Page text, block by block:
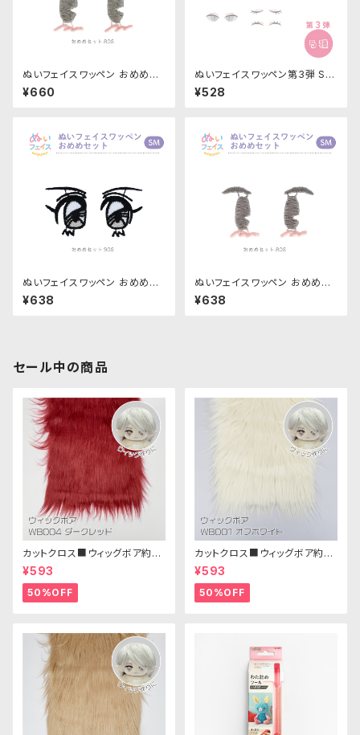
ぬいフェイスワッペン おめめセ
ット Mサイズ「80S」NUIW-57
｜清原株式会社
¥660
ぬいフェイスワッペン第3弾 SM
サイズ 各種｜清原株式会社
¥528
ぬいフェイスワッペン おめめセ
ット S Mサイズ「90S」NUIW-7
0｜清原株式会社
¥638
ぬいフェイスワッペン おめめセ
ット S Mサイズ「80S」NUIW-7
1｜清原株式会社
¥638
セール中の商品
カットクロス■ウィッグボア約8c
m(ダークレッド)WB004ボア生
地 25cm × 45cm
¥593
50%OFF
カットクロス■ウィッグボア約8c
m(オフホワイト)WB001 ボア生
地 25cm × 45cm
¥593
50%OFF